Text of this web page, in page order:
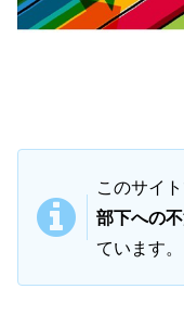
このサイ
部下への
ています。